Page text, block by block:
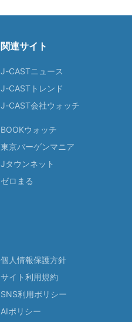
関連サイト
J-CASTニュース
J-CASTトレンド
J-CAST会社ウォッチ
BOOKウォッチ
東京バーゲンマニア
Jタウンネット
ゼロまる
個人情報保護方針
サイト利用規約
SNS利用ポリシー
AIポリシー